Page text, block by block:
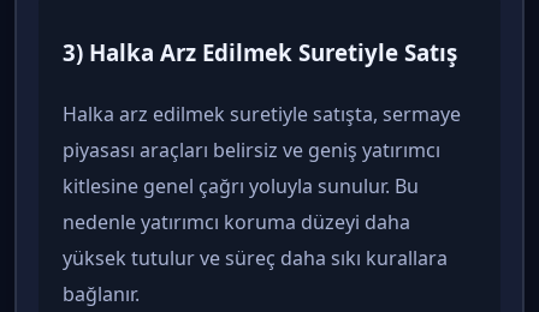
3) Halka Arz Edilmek Suretiyle Satış
Halka arz edilmek suretiyle satışta, sermaye
piyasası araçları belirsiz ve geniş yatırımcı
kitlesine genel çağrı yoluyla sunulur. Bu
nedenle yatırımcı koruma düzeyi daha
yüksek tutulur ve süreç daha sıkı kurallara
bağlanır.